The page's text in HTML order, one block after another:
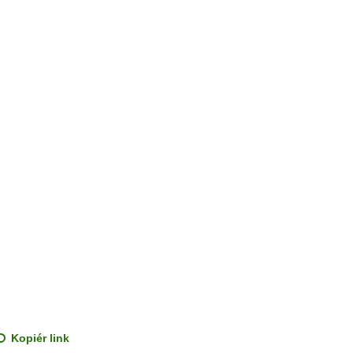
Kopiér link